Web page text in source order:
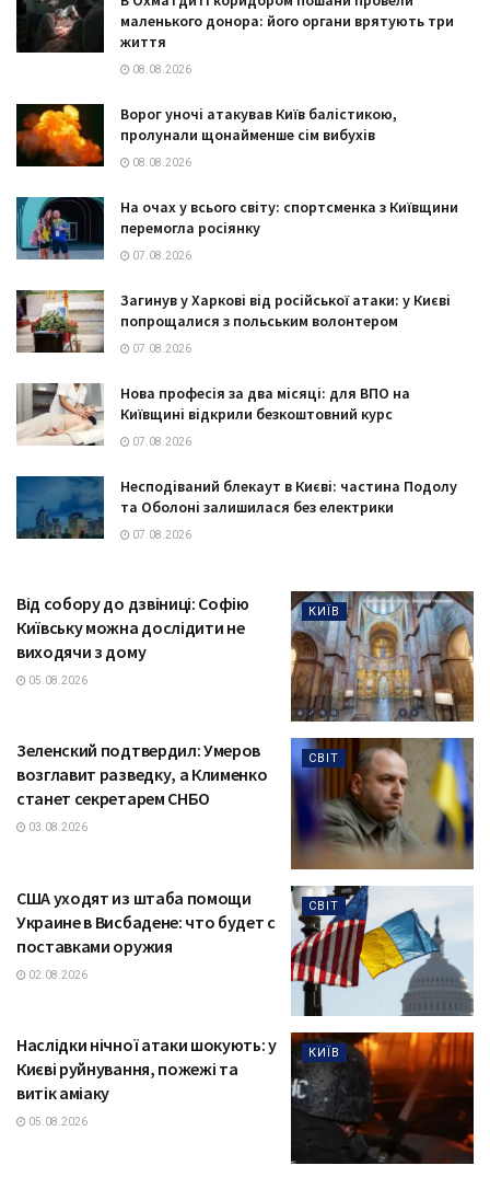
маленького донора: його органи врятують три
життя
08.08.2026
Ворог уночі атакував Київ балістикою,
пролунали щонайменше сім вибухів
08.08.2026
На очах у всього світу: спортсменка з Київщини
перемогла росіянку
07.08.2026
Загинув у Харкові від російської атаки: у Києві
попрощалися з польським волонтером
07.08.2026
Нова професія за два місяці: для ВПО на
Київщині відкрили безкоштовний курс
07.08.2026
Несподіваний блекаут в Києві: частина Подолу
та Оболоні залишилася без електрики
07.08.2026
КИЇВ
Від собору до дзвіниці: Софію
Київську можна дослідити не
виходячи з дому
05.08.2026
СВІТ
Зеленский подтвердил: Умеров
возглавит разведку, а Клименко
станет секретарем СНБО
03.08.2026
СВІТ
США уходят из штаба помощи
Украине в Висбадене: что будет с
поставками оружия
02.08.2026
КИЇВ
Наслідки нічної атаки шокують: у
Києві руйнування, пожежі та
витік аміаку
05.08.2026